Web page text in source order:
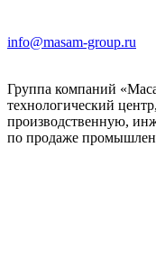
info@masam-group.ru
Группа компаний
технологический
производственную,
по продаже